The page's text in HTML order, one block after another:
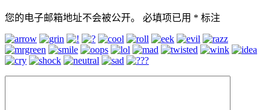
您的电子邮箱地址不会被公开。 必填项已用 * 标注